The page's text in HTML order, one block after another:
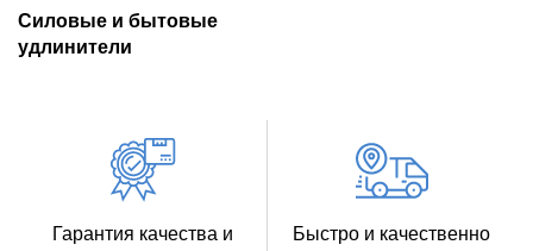
Силовые и бытовые
удлинители
Гарантия качества и
Быстро и качественно